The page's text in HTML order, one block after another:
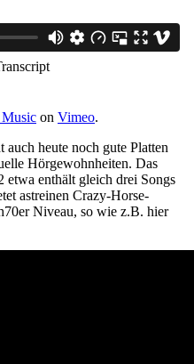
on Vimeo.
heute noch gute Platten
Hörgewohnheiten. Das
enthält gleich drei Songs
astreinen Crazy-Horse-
Niveau, so wie z.B. hier